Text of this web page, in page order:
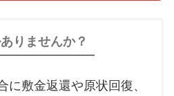
りませんか？
に敷金返還や原状回復、